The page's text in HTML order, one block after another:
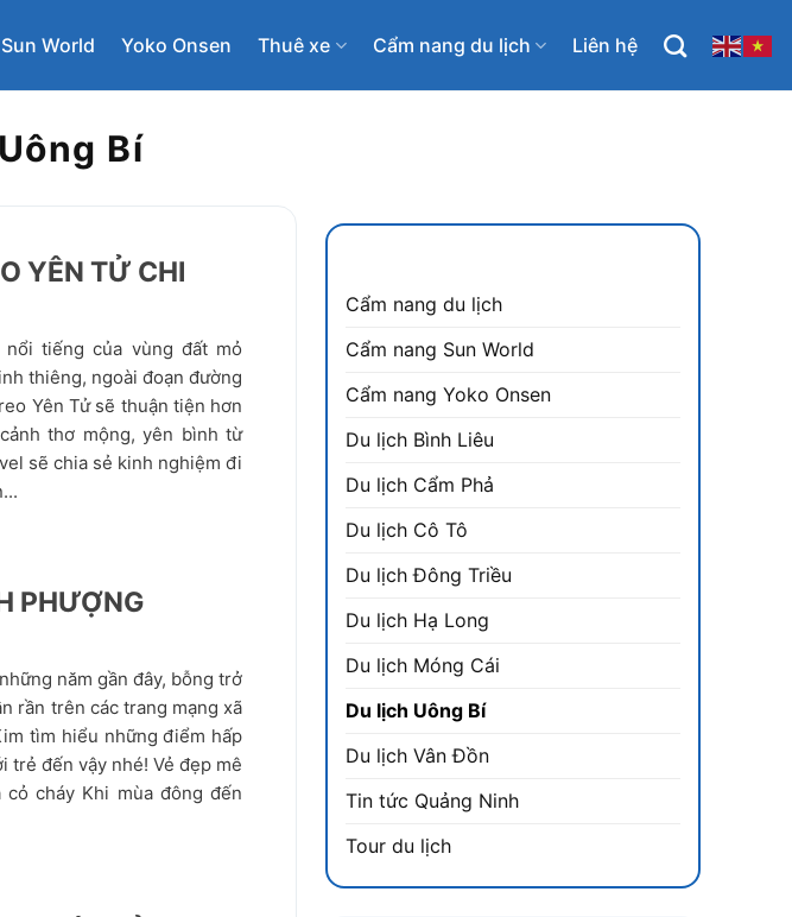
Sun World Yoko Onsen Thuê xe Cẩm nang du lịch Liên hệ
Bí
YÊN TỬ CHI
tiếng của vùng đất mỏ
thiêng, ngoài đoạn đường
Yên Tử sẽ thuận tiện hơn
thơ mộng, yên bình từ
sẽ chia sẻ kinh nghiệm đi
PHƯỢNG
năm gần đây, bỗng trở
rần trên các trang mạng xã
tìm hiểu những điểm hấp
trẻ đến vậy nhé! Vẻ đẹp mê
cháy Khi mùa đông đến
Cẩm nang du lịch
Cẩm nang Sun World
Cẩm nang Yoko Onsen
Du lịch Bình Liêu
Du lịch Cẩm Phả
Du lịch Cô Tô
Du lịch Đông Triều
Du lịch Hạ Long
Du lịch Móng Cái
Du lịch Uông Bí
Du lịch Vân Đồn
Tin tức Quảng Ninh
Tour du lịch